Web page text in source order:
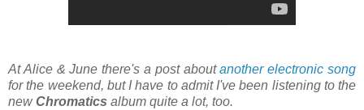
At Alice & June there's a post aboutanother electronic song
for the weekend, but I have to admit I've been listening to the
newChromatics album quite a lot, too.